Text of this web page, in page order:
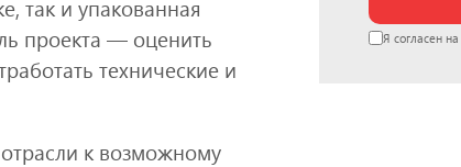
так и упакованная
проекта — оценить
технические и
отрасли к возможному
Я согласен на